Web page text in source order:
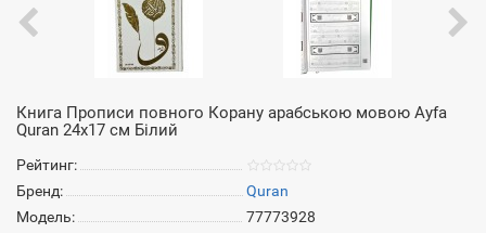
Книга Прописи повного Корану арабською мовою Ayfa
Quran 24x17 см Білий
Рейтинг:
Бренд:
Quran
Модель:
77773928